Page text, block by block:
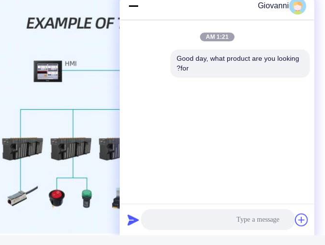
Giovanni
1:21 AM
Good day, what product are you looking
for?